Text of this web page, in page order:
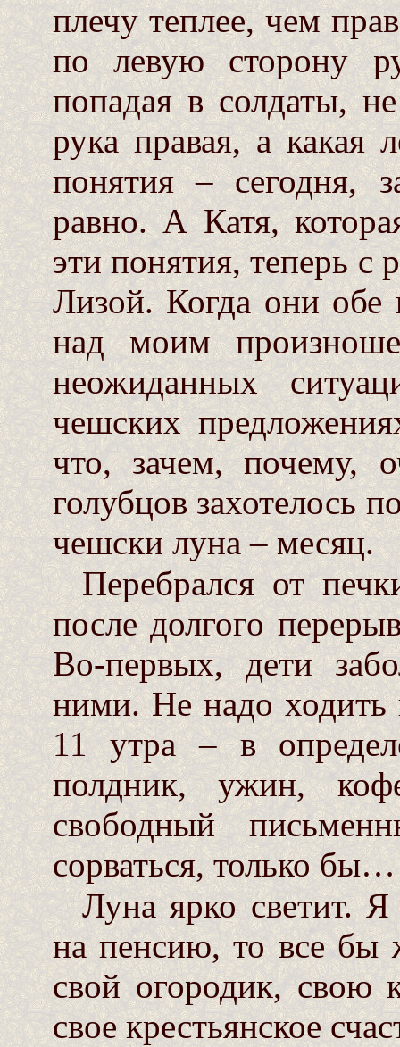
плечу теплее, чем
по левую сторону
попадая в солдаты,
рука правая, а какая
понятия – сегодня,
равно. А Катя,
эти понятия, теперь с
Лизой. Когда они обе
над моим
неожиданных
чешских
что, зачем, почему,
голубцов захотелось
чешски луна – месяц.
Перебрался от
после долгого
Во-первых, дети
ними. Не надо ходить
11 утра – в
полдник, ужин,
свободный
сорваться, только бы…
Луна ярко светит.
на пенсию, то все
свой огородик, свою
свое крестьянское